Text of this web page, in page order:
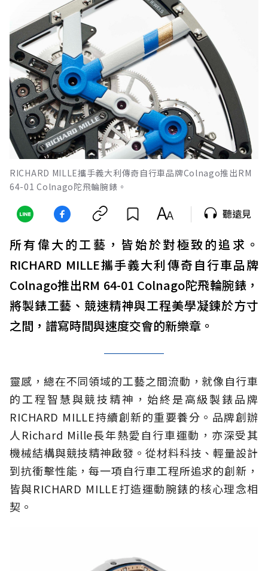
RICHARD MILLE攜手義大利傳奇自行車品牌Colnago推出RM
64-01 Colnago陀飛輪腕錶。
聽遠見
所有偉大的工藝，皆始於對極致的追求。
RICHARD MILLE攜手義大利傳奇自行車品牌
Colnago推出RM 64-01 Colnago陀飛輪腕錶，
將製錶工藝、競速精神與工程美學凝鍊於方寸
之間，譜寫時間與速度交會的新樂章。
靈感，總在不同領域的工藝之間流動，就像自行車
的工程智慧與競技精神，始終是高級製錶品牌
RICHARD MILLE持續創新的重要養分。品牌創辦
人Richard Mille長年熱愛自行車運動，亦深受其
機械結構與競技精神啟發。從材料科技、輕量設計
到抗衝擊性能，每一項自行車工程所追求的創新，
皆與RICHARD MILLE打造運動腕錶的核心理念相
契。